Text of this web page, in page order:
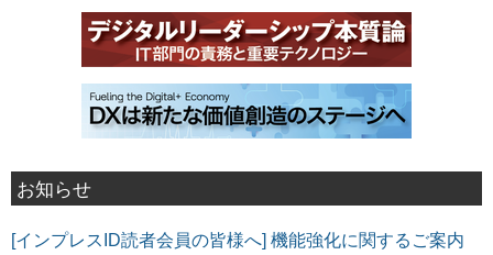
お知らせ
[インプレスID読者会員の皆様へ] 機能強化に関するご案内